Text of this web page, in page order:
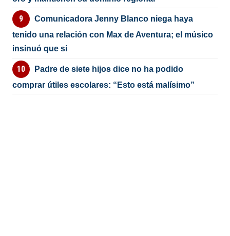
Comunicadora Jenny Blanco niega haya
tenido una relación con Max de Aventura; el músico
insinuó que si
Padre de siete hijos dice no ha podido
comprar útiles escolares: “Esto está malísimo”